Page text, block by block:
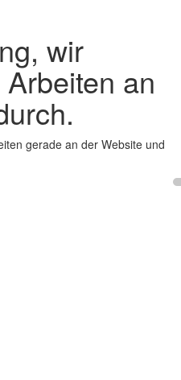
wir
an
gerade an der Website und